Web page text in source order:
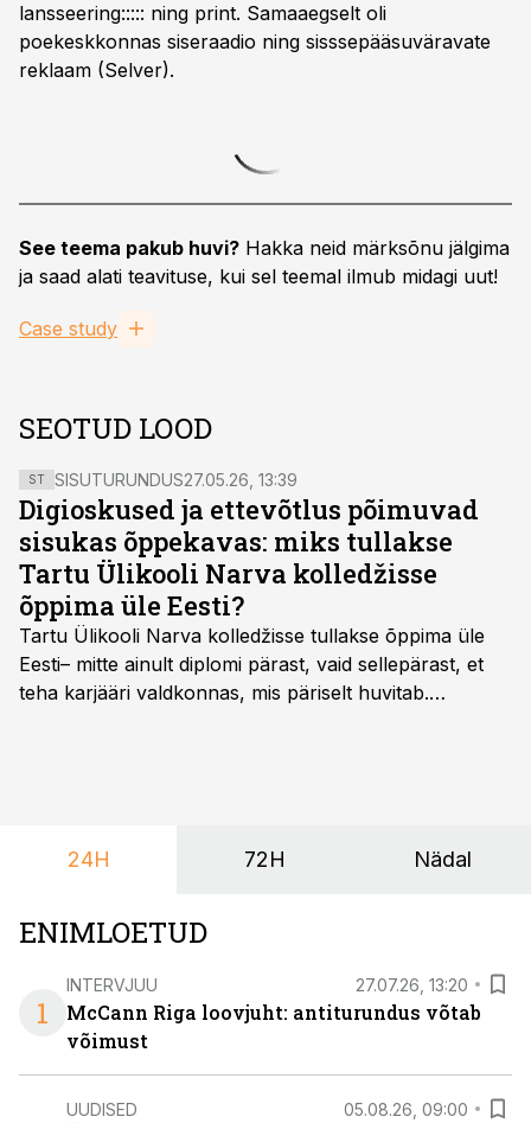
lansseering::::: ning print. Samaaegselt oli
poekeskkonnas siseraadio ning sisssepääsuväravate
reklaam (Selver).
See teema pakub huvi? Hakka neid märksõnu jälgima
ja saad alati teavituse, kui sel teemal ilmub midagi uut!
Case study
SEOTUD LOOD
ST SISUTURUNDUS27.05.26, 13:39
Digioskused ja ettevõtlus põimuvad
sisukas õppekavas: miks tullakse
Tartu Ülikooli Narva kolledžisse
õppima üle Eesti?
Tartu Ülikooli Narva kolledžisse tullakse õppima üle
Eesti– mitte ainult diplomi pärast, vaid sellepärast, et
teha karjääri valdkonnas, mis päriselt huvitab.
24H 72H Nädal
ENIMLOETUD
1
INTERVJUU 27.07.26, 13:20
McCann Riga loovjuht: antiturundus võtab
võimust
UUDISED 05.08.26, 09:00